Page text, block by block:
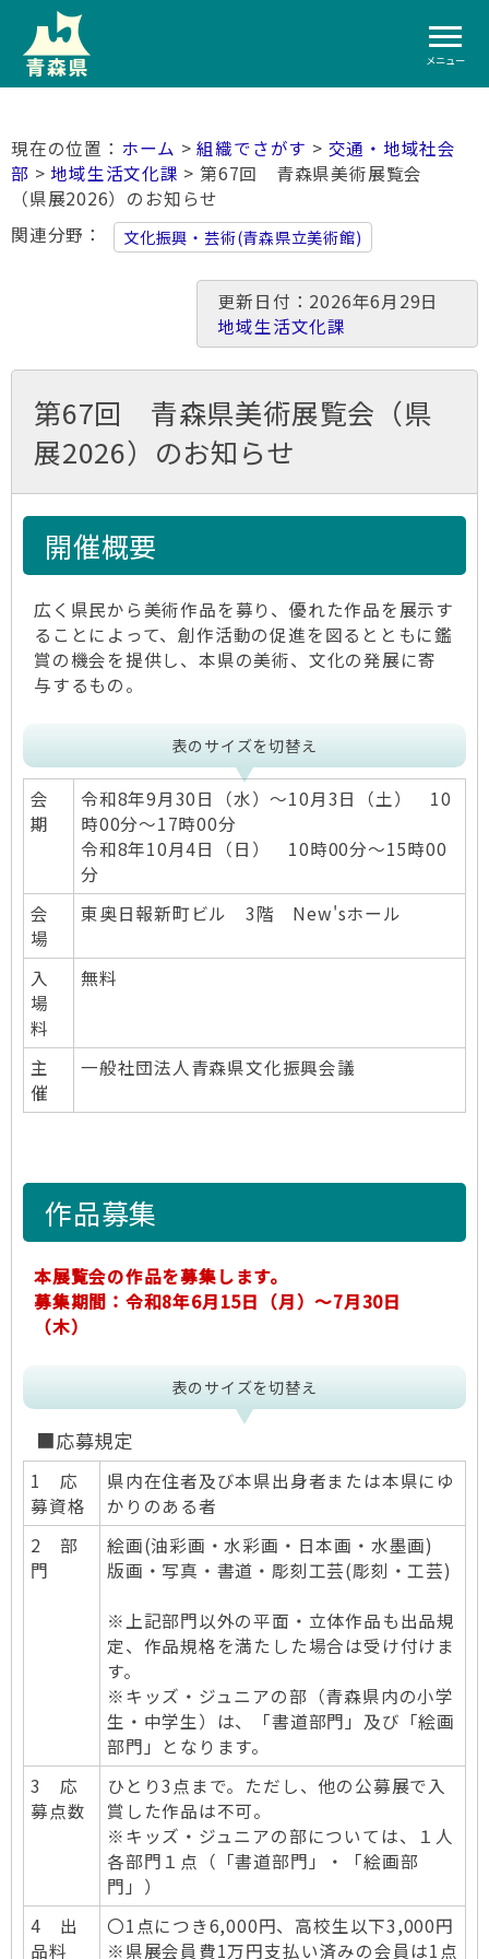
メニュー
ホーム >組織でさがす > 交通・地域社会
部 >地域生活文化課 > 第67回 青森県美術展覧会
（県展2026）のお知らせ
関連分野
文化振興・芸術(青森県立美術館)
更新日付：2026年6月29日
地域生活文化課
第67回 青森県美術展覧会（県
展2026）のお知らせ
開催概要
広く県民から美術作品を募り、優れた作品を展示す
ることによって、創作活動の促進を図るとともに鑑
賞の機会を提供し、本県の美術、文化の発展に寄
与するもの。
表のサイズを切替え
会
期
令和8年9月30日（水）～10月3日（土） 10
時00分～17時00分
令和8年10月4日（日） 10時00分～15時00
分
会
場
東奥日報新町ビル 3階 New'sホール
入
場
料
無料
主
催
一般社団法人青森県文化振興会議
作品募集
本展覧会の作品を募集します。
募集期間：令和8年6月15日（月）～7月30日
（木）
表のサイズを切替え
■応募規定
1 応
募資格
県内在住者及び本県出身者または本県にゆ
かりのある者
2 部
門
絵画(油彩画・水彩画・日本画・水墨画)
版画・写真・書道・彫刻工芸(彫刻・工芸)
※上記部門以外の平面・立体作品も出品規
定、作品規格を満たした場合は受け付けま
す。
※キッズ・ジュニアの部（青森県内の小学
生・中学生）は、「書道部門」及び「絵画
部門」となります。
3 応
募点数
ひとり3点まで。ただし、他の公募展で入
賞した作品は不可。
※キッズ・ジュニアの部については、１人
各部門１点（「書道部門」・「絵画部
門」）
4 出
品料
〇1点につき6,000円、高校生以下3,000円
※県展会員費1万円支払い済みの会員は1点